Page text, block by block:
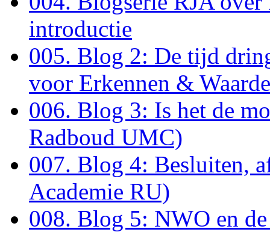
introductie
005. Blog 2: De tijd
voor Erkennen &
006. Blog 3: Is het de
Radboud UMC)
007. Blog 4: Besluiten,
Academie RU)
008. Blog 5: NWO en de